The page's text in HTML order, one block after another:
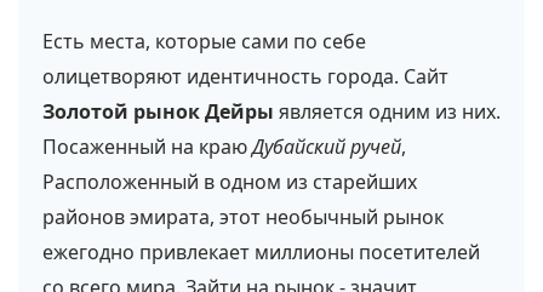
Есть места, которые сами по себе
олицетворяют идентичность города. Сайт
Золотой рынок Дейры является одним из них.
Посаженный на краюДубайский ручей,
Расположенный в одном из старейших
районов эмирата, этот необычный рынок
ежегодно привлекает миллионы посетителей